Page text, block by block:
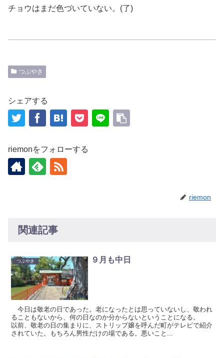
チョウはまだ色づいていない。 (了)
つぶやき
シェアする
riemonをフォローする
riemon
関連記事
つぶやき ９月も中日
今日は敬老の日であった。老になったとは思っていないし、敬われ
ることもないから、何の日なのか分からないということになる。
以前、敬老の日の集まりに、ストリップ嬢を呼んだ町がテレビで紹介
されていた。もちろん男性だけの場である。悪いこと...